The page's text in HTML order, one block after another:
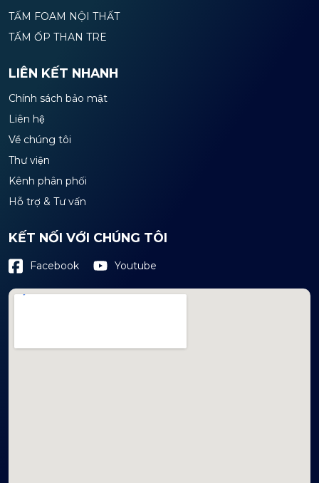
TẤM FOAM NỘI THẤT
TẤM ỐP THAN TRE
LIÊN KẾT NHANH
Chính sách bảo mật
Liên hệ
Về chúng tôi
Thư viện
Kênh phân phối
Hỗ trợ & Tư vấn
KẾT NỐI VỚI CHÚNG TÔI
Facebook Youtube